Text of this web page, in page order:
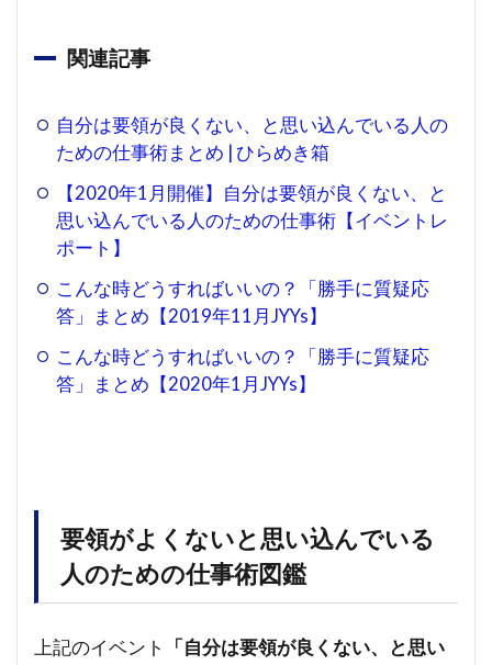
関連記事
自分は要領が良くない、と思い込んでいる人の
ための仕事術まとめ | ひらめき箱
【2020年1月開催】自分は要領が良くない、と
思い込んでいる人のための仕事術【イベントレ
ポート】
こんな時どうすればいいの？「勝手に質疑応
答」まとめ【2019年11月JYYs】
こんな時どうすればいいの？「勝手に質疑応
答」まとめ【2020年1月JYYs】
要領がよくないと思い込んでいる
人のための仕事術図鑑
上記のイベント
「自分は要領が良くない、と思い